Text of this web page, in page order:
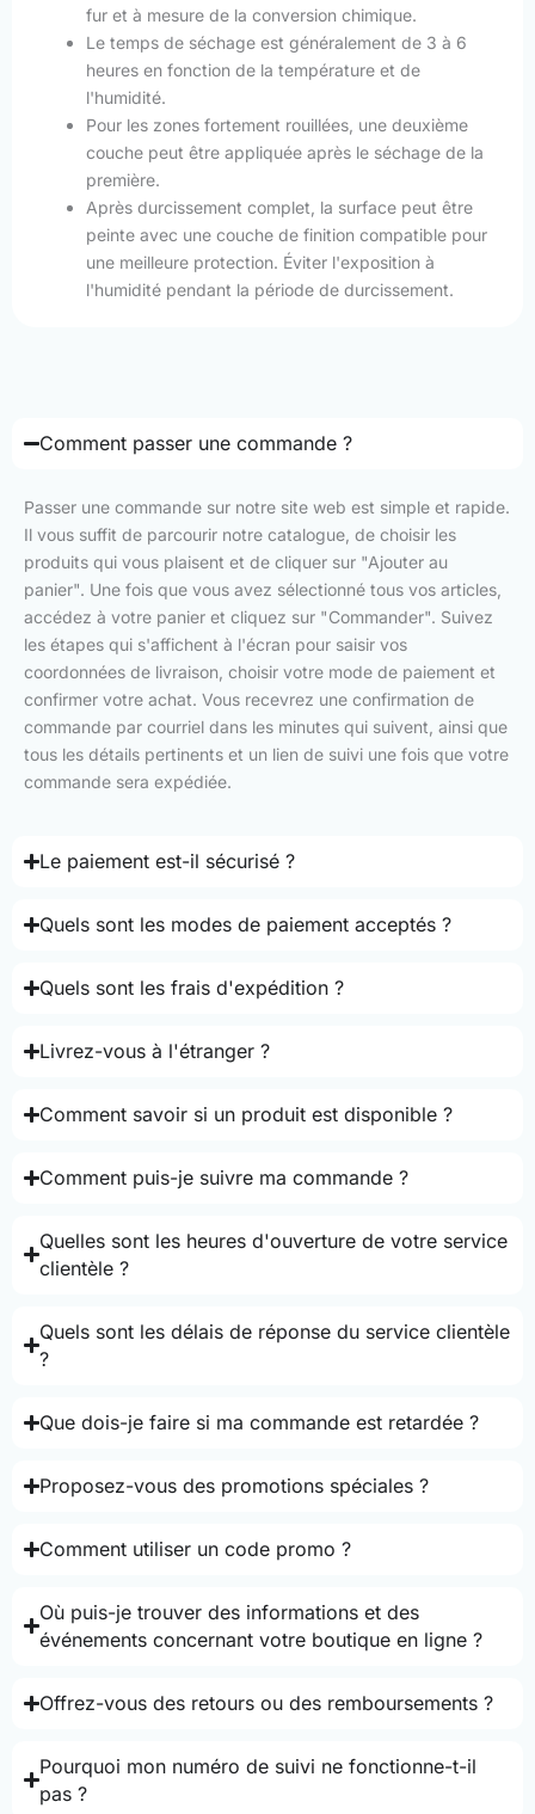
fur et à mesure de la conversion chimique.
Le temps de séchage est généralement de 3 à 6
heures en fonction de la température et de
l'humidité.
Pour les zones fortement rouillées, une deuxième
couche peut être appliquée après le séchage de la
première.
Après durcissement complet, la surface peut être
peinte avec une couche de finition compatible pour
une meilleure protection. Éviter l'exposition à
l'humidité pendant la période de durcissement.
Comment passer une commande ?
Passer une commande sur notre site web est simple et rapide.
Il vous suffit de parcourir notre catalogue, de choisir les
produits qui vous plaisent et de cliquer sur "Ajouter au
panier". Une fois que vous avez sélectionné tous vos articles,
accédez à votre panier et cliquez sur "Commander". Suivez
les étapes qui s'affichent à l'écran pour saisir vos
coordonnées de livraison, choisir votre mode de paiement et
confirmer votre achat. Vous recevrez une confirmation de
commande par courriel dans les minutes qui suivent, ainsi que
tous les détails pertinents et un lien de suivi une fois que votre
commande sera expédiée.
Le paiement est-il sécurisé ?
Quels sont les modes de paiement acceptés ?
Quels sont les frais d'expédition ?
Livrez-vous à l'étranger ?
Comment savoir si un produit est disponible ?
Comment puis-je suivre ma commande ?
Quelles sont les heures d'ouverture de votre service
clientèle ?
Quels sont les délais de réponse du service clientèle
?
Que dois-je faire si ma commande est retardée ?
Proposez-vous des promotions spéciales ?
Comment utiliser un code promo ?
Où puis-je trouver des informations et des
événements concernant votre boutique en ligne ?
Offrez-vous des retours ou des remboursements ?
Pourquoi mon numéro de suivi ne fonctionne-t-il
pas ?